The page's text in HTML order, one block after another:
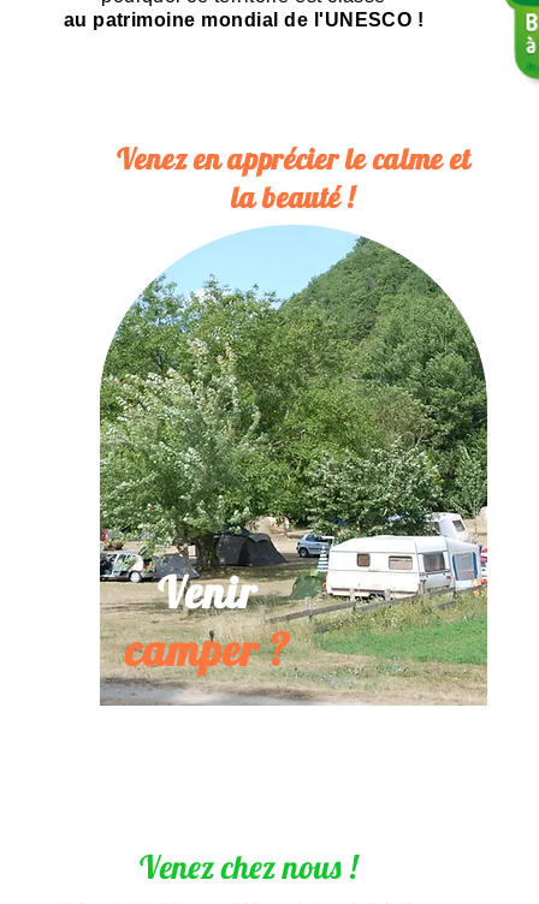
au patrimoine mondial de l'UNESCO !
Venez en apprécier le calme et
la beauté !
Venir
camper ?
Venez chez nous !